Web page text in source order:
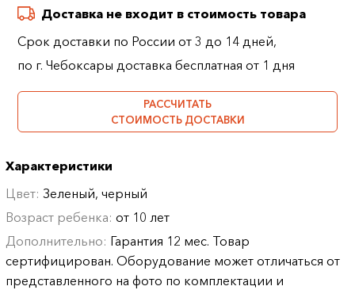
Доставка не входит в стоимость товара
Срок доставки по России от 3 до 14 дней,
по г. Чебоксары доставка бесплатная от 1 дня
РАССЧИТАТЬ
СТОИМОСТЬ ДОСТАВКИ
Характеристики
Цвет:Зеленый, черный
Возраст ребенка:от 10 лет
Дополнительно: Гарантия 12 мес. Товар
сертифицирован. Оборудование может отличаться от
представленного на фото по комплектации и